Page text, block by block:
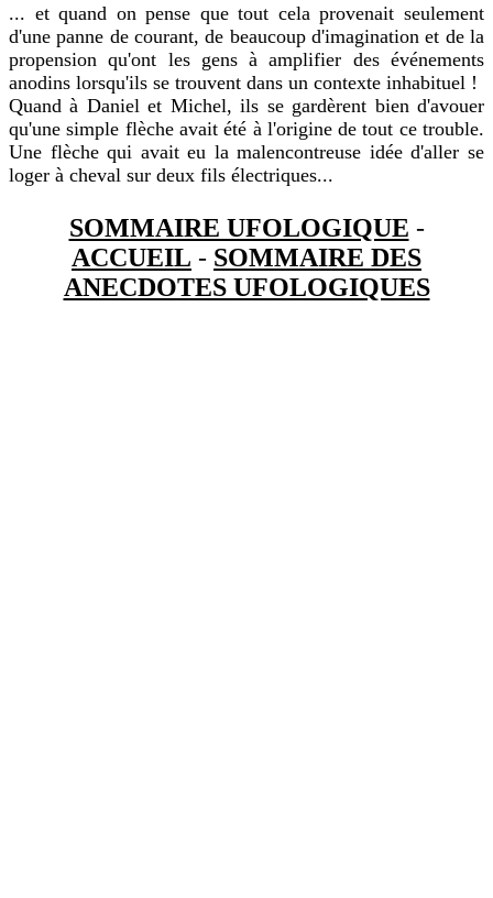
... et quand on pense que tout cela provenait seulement
d'une panne de courant, de beaucoup d'imagination et de la
propension qu'ont les gens à amplifier des événements
anodins lorsqu'ils se trouvent dans un contexte inhabituel !
Quand à Daniel et Michel, ils se gardèrent bien d'avouer
qu'une simple flèche avait été à l'origine de tout ce trouble.
Une flèche qui avait eu la malencontreuse idée d'aller se
loger à cheval sur deux fils électriques...
SOMMAIRE UFOLOGIQUE -
ACCUEIL - SOMMAIRE DES
ANECDOTES UFOLOGIQUES